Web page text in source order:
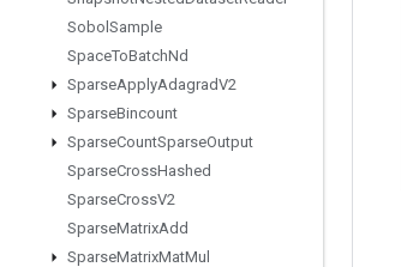
Sobol Sample
SpaceToBatchNd
SparseApplyAdagradV2
SparseBincount
SparseCountSparseOutput
SparseCrossHashed
SparseCrossV2
SparseMatrixAdd
SparseMatrixMatMul